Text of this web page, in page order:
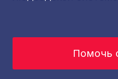
Помочь